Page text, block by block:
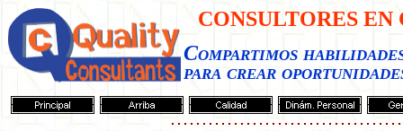
CONSULTORES
Compartimos
para crear